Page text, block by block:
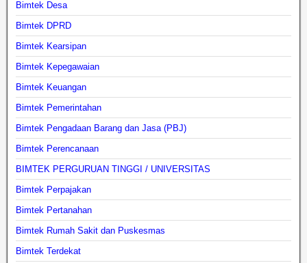
Bimtek Desa
Bimtek DPRD
Bimtek Kearsipan
Bimtek Kepegawaian
Bimtek Keuangan
Bimtek Pemerintahan
Bimtek Pengadaan Barang dan Jasa (PBJ)
Bimtek Perencanaan
BIMTEK PERGURUAN TINGGI / UNIVERSITAS
Bimtek Perpajakan
Bimtek Pertanahan
Bimtek Rumah Sakit dan Puskesmas
Bimtek Terdekat